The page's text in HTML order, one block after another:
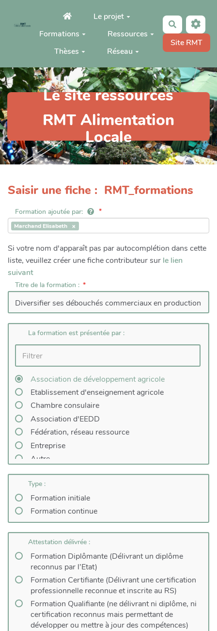
Aller au contenu principalLe projet
Formations
Ressources
Thèses
Réseau
Rechercher
Site RMT
Le site ressources
RMT Alimentation
Locale
Saisir une fiche : RMT_formations
Formation ajoutée par:
Marchand Elisabeth
Si votre nom d'apparaît pas par autocomplétion dans cette
liste, veuillez créer une fiche contributeur sur le lien
suivant
Titre de la formation :
La formation est présentée par :
Association de développement agricole
Etablissement d'enseignement agricole
Chambre consulaire
Association d'EEDD
Fédération, réseau ressource
Entreprise
Autre
Type :
Formation initiale
Formation continue
Attestation délivrée :
Formation Diplômante (Délivrant un diplôme
reconnus par l’Etat)
Formation Certifiante (Délivrant une certification
professionnelle reconnue et inscrite au RS)
Formation Qualifiante (ne délivrant ni diplôme, ni
certification reconnus mais permettant de
développer ou mettre à jour des compétences)